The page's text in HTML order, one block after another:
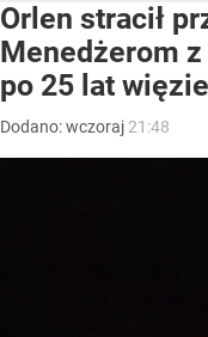
Orlen stracił
Menedżerom
po 25 lat
Dodano:wczoraj 21:48